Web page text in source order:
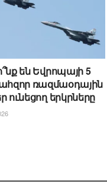
են Եվրոպայի 5
ռազմաօդային
ունեցող երկրները